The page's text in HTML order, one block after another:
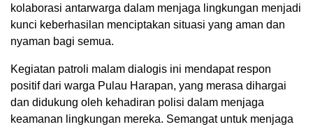
kolaborasi antarwarga dalam menjaga lingkungan menjadi
kunci keberhasilan menciptakan situasi yang aman dan
nyaman bagi semua.
Kegiatan patroli malam dialogis ini mendapat respon
positif dari warga Pulau Harapan, yang merasa dihargai
dan didukung oleh kehadiran polisi dalam menjaga
keamanan lingkungan mereka. Semangat untuk menjaga